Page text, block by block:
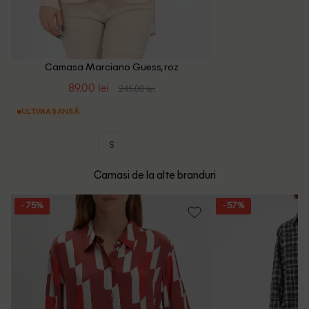
Camasa Marciano Guess, roz
89.00 lei 245.00 lei
ULTIMA ȘANSĂ
S
Camasi de la alte branduri
- 75% - 57%